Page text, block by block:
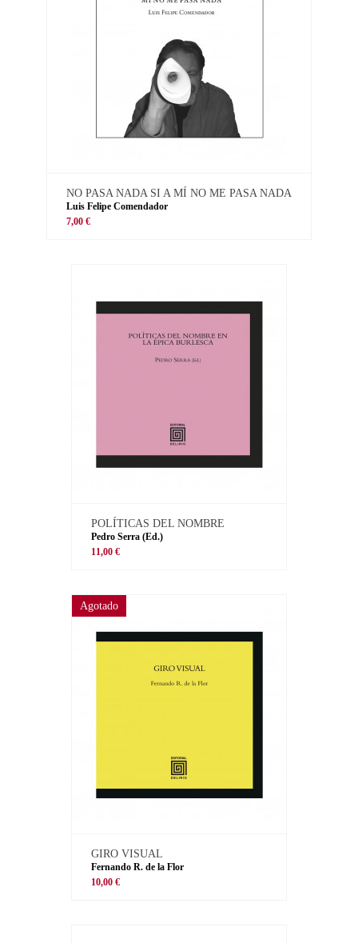
NO PASA NADA SI A MÍ NO ME PASA NADA
Luis Felipe Comendador
7,00 €
POLÍTICAS DEL NOMBRE
Pedro Serra (Ed.)
11,00 €
Agotado
GIRO VISUAL
Fernando R. de la Flor
10,00 €